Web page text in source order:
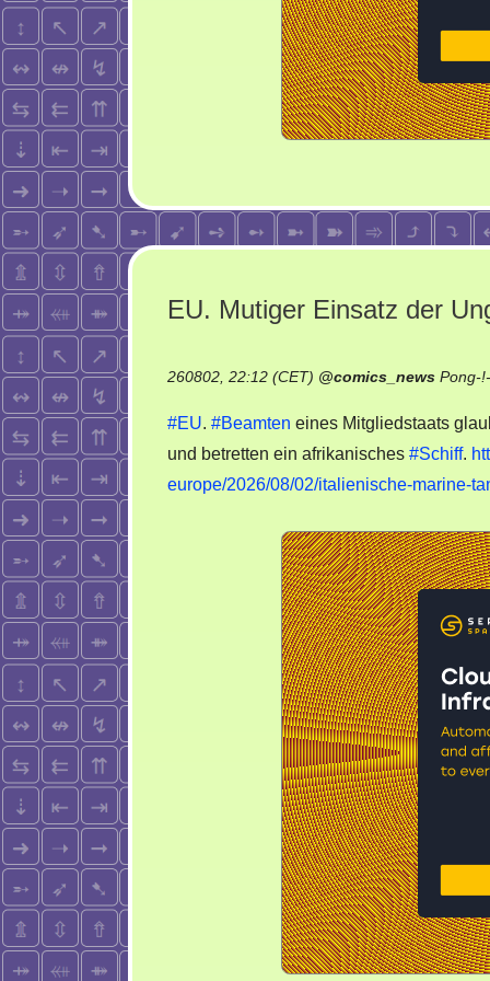
EU. Mutiger Einsatz der
260802, 22:12 (CET) @comics_news Pong-
#EU. #Beamten eines Mitgliedstaats
und betretten ein afrikanisches #Schiff.
europe/2026/08/02/italienische-marine-